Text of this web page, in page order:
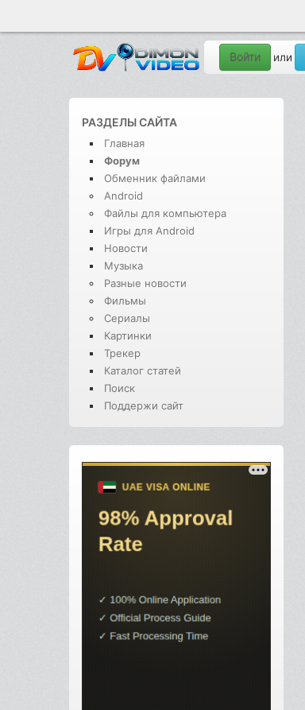
Войти или
РАЗДЕЛЫ САЙТА
Главная
Форум
Обменник файлами
Android
Файлы для компьютера
Игры для Android
Новости
Музыка
Разные новости
Фильмы
Сериалы
Картинки
Трекер
Каталог статей
Поиск
Поддержи сайт